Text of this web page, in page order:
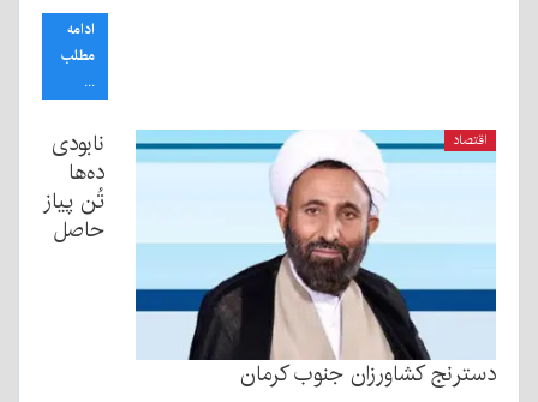
ادامه
مطلب
...
اقتصاد
نابودی
ده‌ها
تُن پیاز
حاصل
دسترنج کشاورزان جنوب کرمان